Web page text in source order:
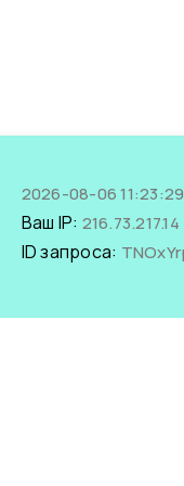
2026-08-06
Ваш IP: 216.73.217.14
ID запроса: